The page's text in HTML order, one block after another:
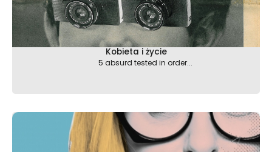
Kobieta i życie
5 absurd tested in order...